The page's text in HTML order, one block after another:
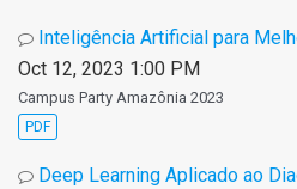
Inteligência Artificial para
Oct 12, 2023 1:00 PM
Campus Party Amazônia 2023
PDF
Deep Learning Aplicado ao